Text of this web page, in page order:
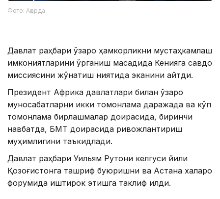
Фото: Ақорда
Давлат раҳбари ўзаро ҳамкорликни мустаҳкамлаш
имкониятларини ўрганиш мақсадида Кенияга савдо
миссиясини жўнатиш ниятида эканини айтди.
Президент Африка давлатлари билан ўзаро
муносабатларни икки томонлама даражада ва кўп
томонлама бирлашмалар доирасида, биринчи
навбатда, БМТ доирасида ривожлантириш
муҳимлигини таъкидлади.
Давлат раҳбари Уильям Рутони келгуси йили
Қозоғистонга ташриф буюришни ва Астана халқаро
форумида иштирок этишга таклиф қилди.